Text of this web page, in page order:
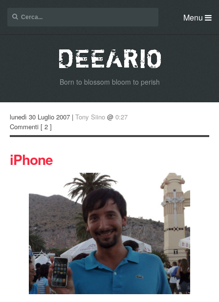
Menu
Born to blossom bloom to perish
lunedì 30 Luglio 2007 | Tony Siino @ 0:27
Commenti [ 2 ]
iPhone